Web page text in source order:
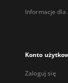
Informacje dla
Konto
Zaloguj się